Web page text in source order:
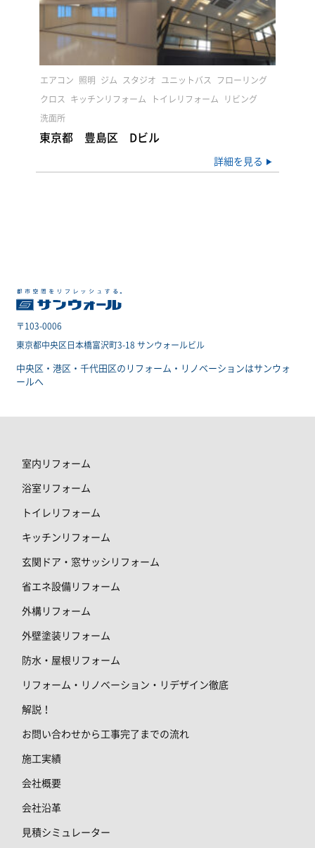
エアコン 照明 ジム スタジオ ユニットバス フローリング
クロス キッチンリフォーム トイレリフォーム リビング
洗面所
東京都 豊島区 Dビル
詳細を見る
〒103-0006
東京都中央区日本橋富沢町3-18 サンウォールビル
中央区・港区・千代田区のリフォーム・リノベーションはサンウォ
ールへ
室内リフォーム
浴室リフォーム
トイレリフォーム
キッチンリフォーム
玄関ドア・窓サッシリフォーム
省エネ設備リフォーム
外構リフォーム
外壁塗装リフォーム
防水・屋根リフォーム
リフォーム・リノベーション・リデザイン徹底
解説！
お問い合わせから工事完了までの流れ
施工実績
会社概要
会社沿革
見積シミュレーター